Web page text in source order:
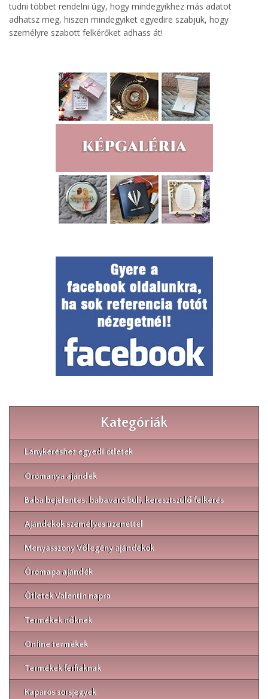
tudni többet rendelni úgy, hogy mindegyikhez más adatot
adhatsz meg, hiszen mindegyiket egyedire szabjuk, hogy
személyre szabott felkérőket adhass át!
Kategóriák
Lánykéréshez egyedi ötletek
Örömanya ajándék
Baba bejelentés, babaváró buli, keresztszülő felkérés
Ajándékok személyes üzenettel
Menyasszony Vőlegény ajándékok
Örömapa ajándék
Ötletek Valentin napra
Termékek nőknek
Online termékek
Termékek férfiaknak
Kaparós sorsjegyek